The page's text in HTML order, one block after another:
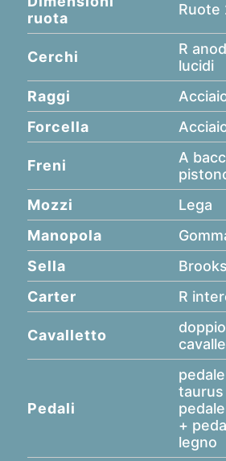
ruota
Ruote
Cerchi
R
lucidi
Raggi
Forcella
Freni
A
Mozzi
Lega
Manopola
Sella
Brooks
Carter
R
Cavalletto
doppio
Pedali
pedale
taurus
+
legno